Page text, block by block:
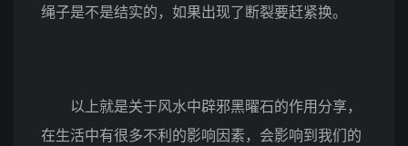
绳子是不是结实的，如果出现了断裂要赶紧换。
以上就是关于风水中辟邪黑曜石的作用分享，
在生活中有很多不利的影响因素，会影响到我们的